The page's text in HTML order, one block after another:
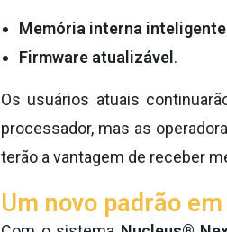
Memória interna inteligente
Firmware atualizável .
Os usuários atuais
processador, mas as
terão a vantagem de receber
Um novo padrão